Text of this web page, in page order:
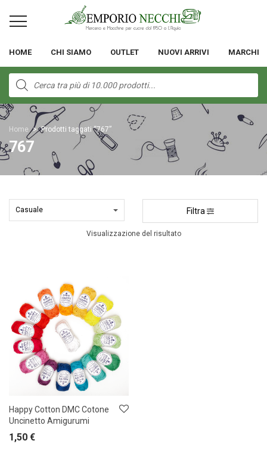
HOME CHI SIAMO OUTLET NUOVI ARRIVI MARCHI
Products
search
Home > Prodotti taggati “767”
767
Filtra
Visualizzazione del risultato
Happy Cotton DMC Cotone
Uncinetto Amigurumi
1,50 €